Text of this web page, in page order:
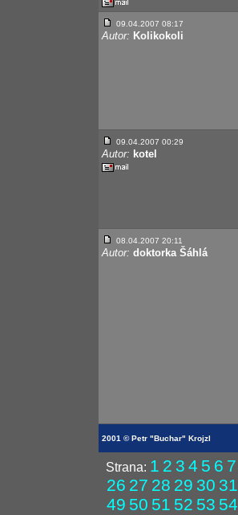
09.04.2007 08:17
Autor: Kolikokoli
09.04.2007 00:29
Autor: kotel
08.04.2007 20:11
Autor: doktorka Šáhlá
2001 © Petr "Buchar" Krojzl
Strana: 1 2 3 4 5 6 7
26 27 28 29 30 31
49 50 51 52 53 54